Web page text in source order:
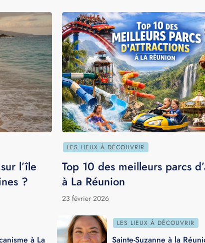
Quelle est la météo sur l’île de
la Réunion au mois de juin
21 mai 2023
Quel
en mai ?
16 avril 2023